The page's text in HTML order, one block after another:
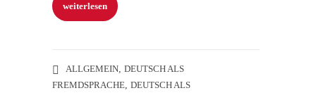
weiterlesen
ALLGEMEIN, DEUTSCH ALS
FREMDSPRACHE, DEUTSCH ALS